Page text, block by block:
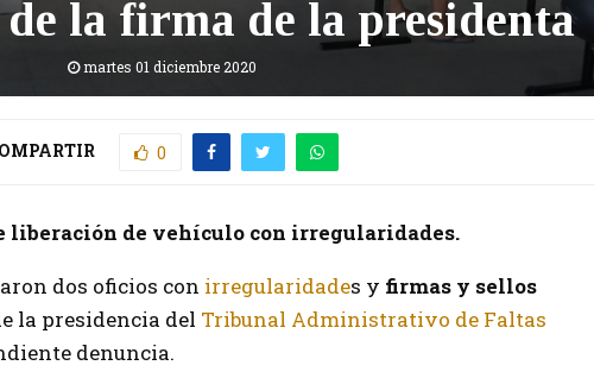
la firma de la presidenta
martes 01 diciembre 2020
0
liberación de vehículo con irregularidades.
dos oficios con irregularidades y firmas y sellos
la presidencia del Tribunal Administrativo de Faltas
denuncia.